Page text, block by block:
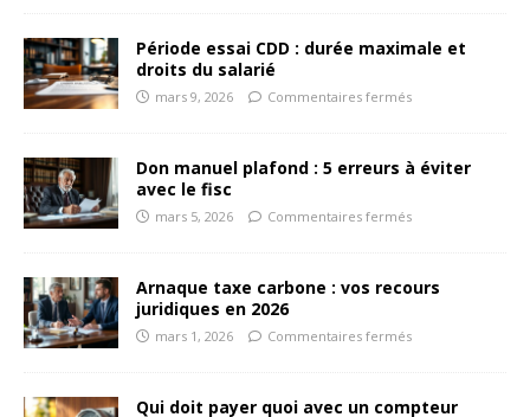
Période essai CDD : durée maximale et
droits du salarié
mars 9, 2026 Commentaires fermés
Don manuel plafond : 5 erreurs à éviter
avec le fisc
mars 5, 2026 Commentaires fermés
Arnaque taxe carbone : vos recours
juridiques en 2026
mars 1, 2026 Commentaires fermés
Qui doit payer quoi avec un compteur